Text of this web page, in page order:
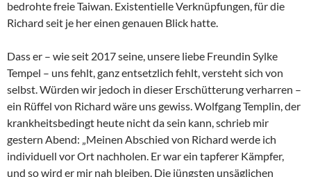
bedrohte freie Taiwan. Existentielle Verknüpfungen, für die
Richard seit je her einen genauen Blick hatte.
Dass er – wie seit 2017 seine, unsere liebe Freundin Sylke
Tempel – uns fehlt, ganz entsetzlich fehlt, versteht sich von
selbst. Würden wir jedoch in dieser Erschütterung verharren –
ein Rüffel von Richard wäre uns gewiss. Wolfgang Templin, der
krankheitsbedingt heute nicht da sein kann, schrieb mir
gestern Abend: „Meinen Abschied von Richard werde ich
individuell vor Ort nachholen. Er war ein tapferer Kämpfer,
und so wird er mir nah bleiben. Die jüngsten unsäglichen